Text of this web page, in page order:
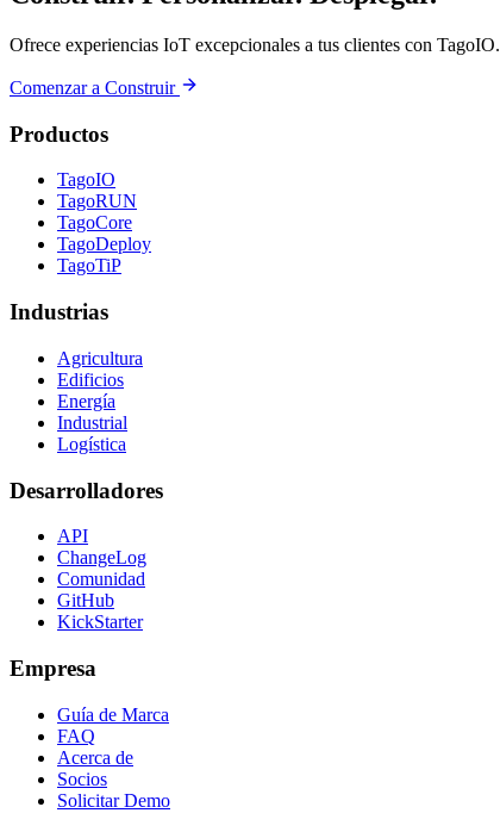
Ofrece experiencias IoT excepcionales a tus clientes con TagoIO.
Comenzar a Construir
Productos
TagoIO
TagoRUN
TagoCore
TagoDeploy
TagoTiP
Industrias
Agricultura
Edificios
Energía
Industrial
Logística
Desarrolladores
API
ChangeLog
Comunidad
GitHub
KickStarter
Empresa
Guía de Marca
FAQ
Acerca de
Socios
Solicitar Demo